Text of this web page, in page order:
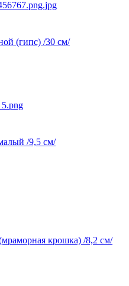
(гипс) /30 см/
/9,5 см/
крошка) /8,2 см/